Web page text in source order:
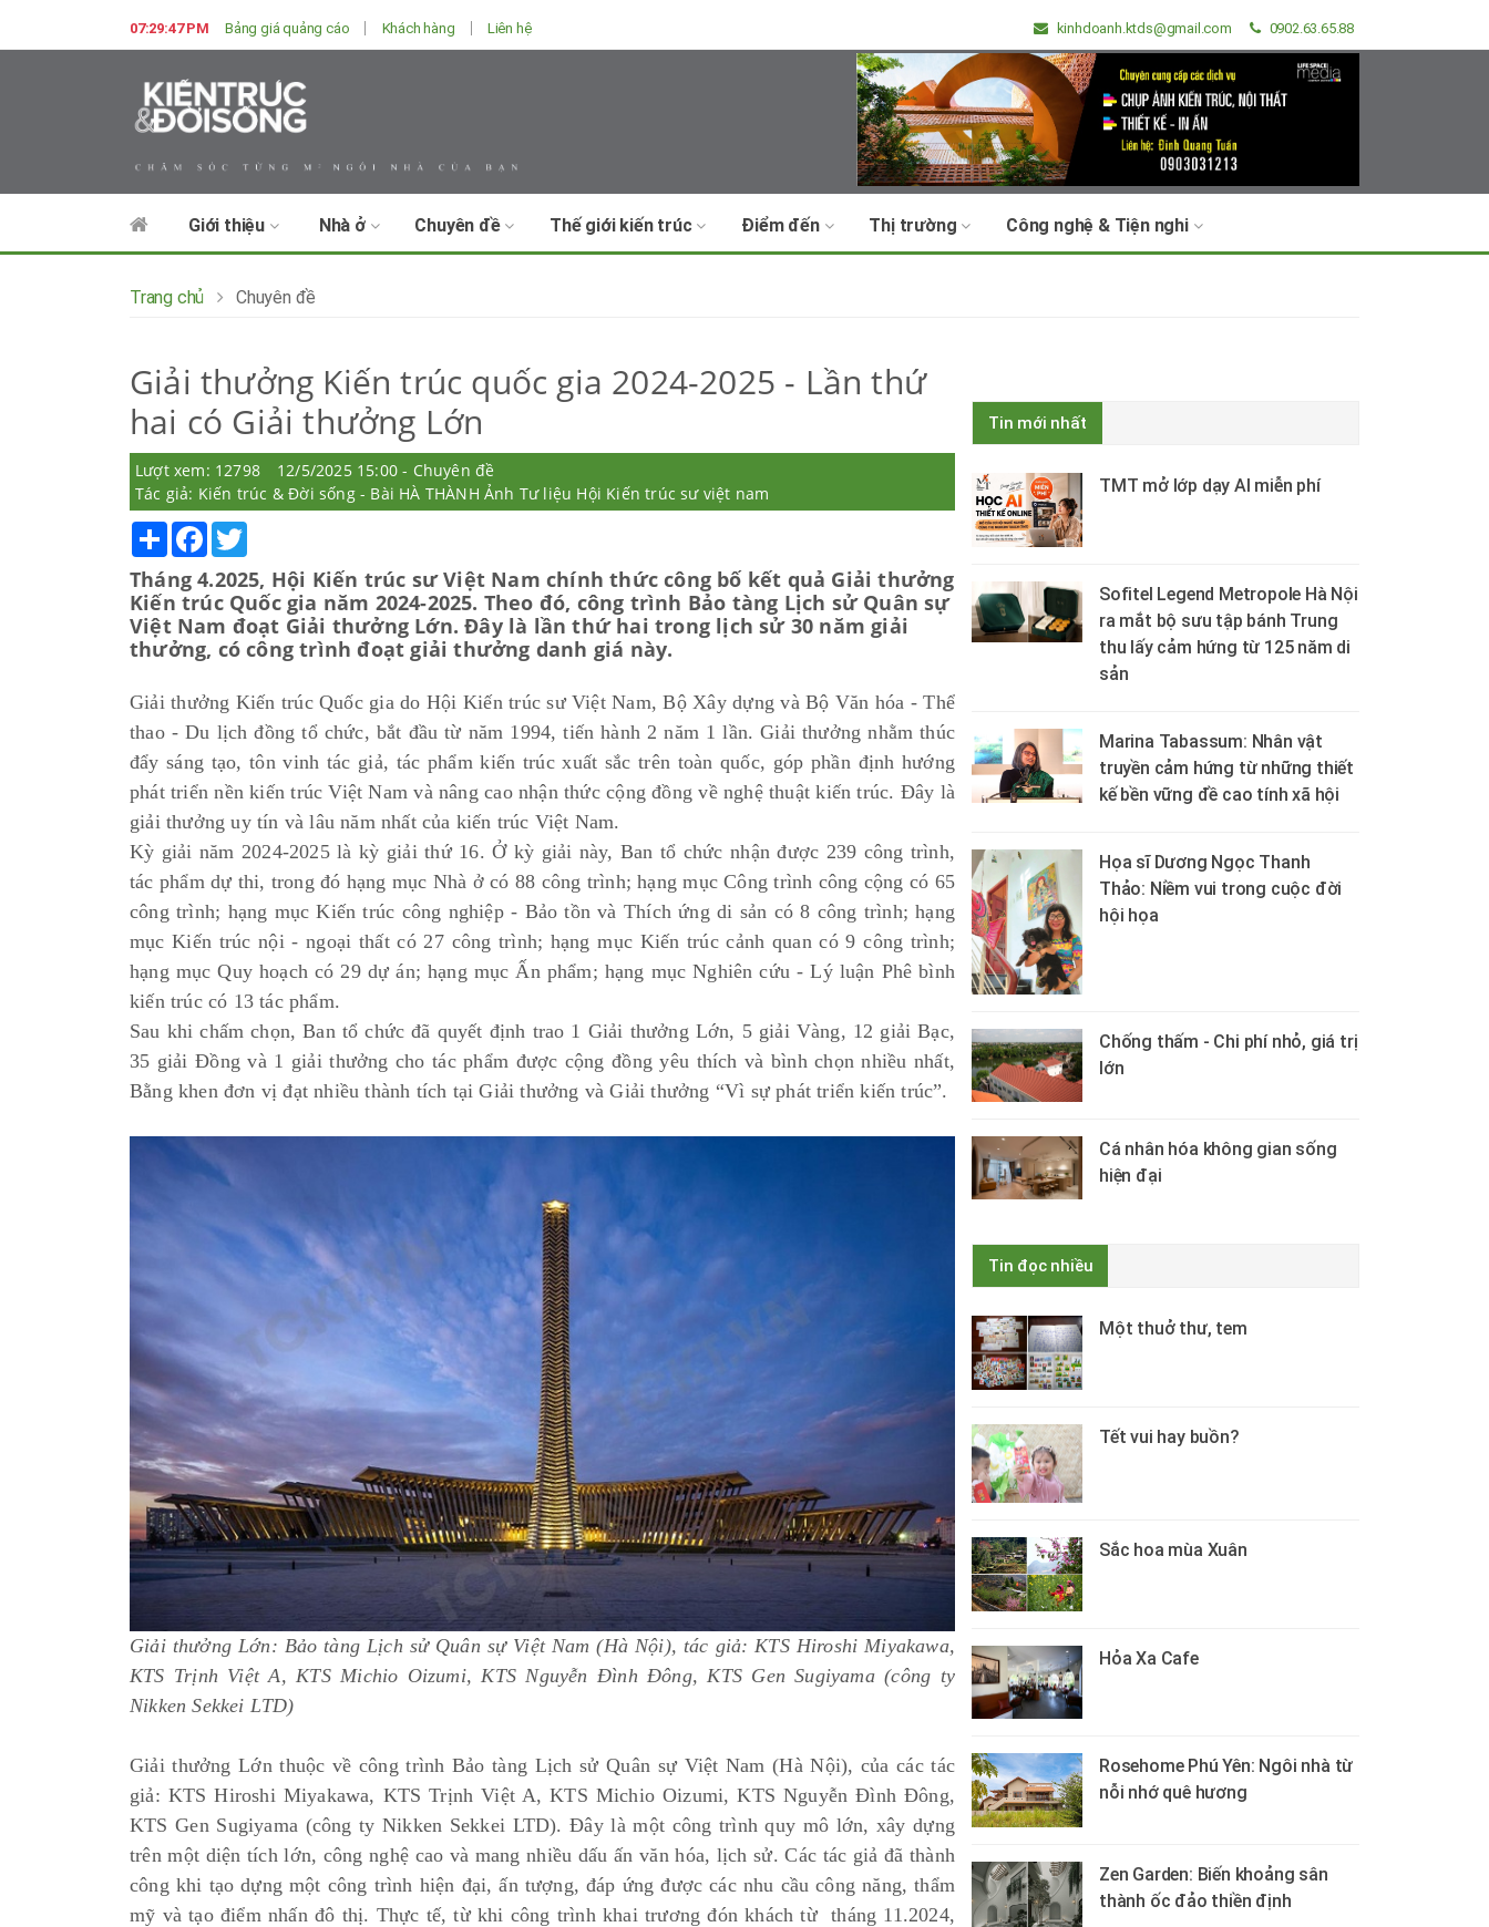
07:29:49 PM Bảng giá quảng cáo Khách hàng Liên hệ kinhdoanh.ktds@gmail.com 0902.63.65.88
Giới thiệu Nhà ở Chuyên đề Thế giới kiến trúc Điểm đến Thị trường Công nghệ & Tiện nghi
Trang chủ Chuyên đề
Giải thưởng Kiến trúc quốc gia 2024-2025 - Lần thứ
hai có Giải thưởng Lớn
Lượt xem: 12798
12/5/2025 15:00 - Chuyên đề
Tác giả: Kiến trúc & Đời sống - Bài HÀ THÀNH Ảnh Tư liệu Hội Kiến trúc sư việt nam
Share Facebook
Tháng 4.2025, Hội Kiến trúc sư Việt Nam chính thức công bố kết quả Giải thưởng
Kiến trúc Quốc gia năm 2024-2025. Theo đó, công trình Bảo tàng Lịch sử Quân sự
Việt Nam đoạt Giải thưởng Lớn. Đây là lần thứ hai trong lịch sử 30 năm giải
thưởng, có công trình đoạt giải thưởng danh giá này.
Giải thưởng Kiến trúc Quốc gia do Hội Kiến trúc sư Việt Nam, Bộ Xây dựng và Bộ Văn hóa - Thể
thao - Du lịch đồng tổ chức, bắt đầu từ năm 1994, tiến hành 2 năm 1 lần. Giải thưởng nhằm thúc
đẩy sáng tạo, tôn vinh tác giả, tác phẩm kiến trúc xuất sắc trên toàn quốc, góp phần định hướng
phát triển nền kiến trúc Việt Nam và nâng cao nhận thức cộng đồng về nghệ thuật kiến trúc. Đây là
giải thưởng uy tín và lâu năm nhất của kiến trúc Việt Nam.
Kỳ giải năm 2024-2025 là kỳ giải thứ 16. Ở kỳ giải này, Ban tổ chức nhận được 239 công trình,
tác phẩm dự thi, trong đó hạng mục Nhà ở có 88 công trình; hạng mục Công trình công cộng có 65
công trình; hạng mục Kiến trúc công nghiệp - Bảo tồn và Thích ứng di sản có 8 công trình; hạng
mục Kiến trúc nội - ngoại thất có 27 công trình; hạng mục Kiến trúc cảnh quan có 9 công trình;
hạng mục Quy hoạch có 29 dự án; hạng mục Ấn phẩm; hạng mục Nghiên cứu - Lý luận Phê bình
kiến trúc có 13 tác phẩm.
Sau khi chấm chọn, Ban tổ chức đã quyết định trao 1 Giải thưởng Lớn, 5 giải Vàng, 12 giải Bạc,
35 giải Đồng và 1 giải thưởng cho tác phẩm được cộng đồng yêu thích và bình chọn nhiều nhất,
Bằng khen đơn vị đạt nhiều thành tích tại Giải thưởng và Giải thưởng “Vì sự phát triển kiến trúc”.
Giải thưởng Lớn: Bảo tàng Lịch sử Quân sự Việt Nam (Hà Nội), tác giả: KTS Hiroshi Miyakawa,
KTS Trịnh Việt A, KTS Michio Oizumi, KTS Nguyễn Đình Đông, KTS Gen Sugiyama (công ty
Nikken Sekkei LTD)
Giải thưởng Lớn thuộc về công trình Bảo tàng Lịch sử Quân sự Việt Nam (Hà Nội), của các tác
giả: KTS Hiroshi Miyakawa, KTS Trịnh Việt A, KTS Michio Oizumi, KTS Nguyễn Đình Đông,
KTS Gen Sugiyama (công ty Nikken Sekkei LTD). Đây là một công trình quy mô lớn, xây dựng
trên một diện tích lớn, công nghệ cao và mang nhiều dấu ấn văn hóa, lịch sử. Các tác giả đã thành
công khi tạo dựng một công trình hiện đại, ấn tượng, đáp ứng được các nhu cầu công năng, thẩm
mỹ và tạo điểm nhấn đô thị. Thực tế, từ khi công trình khai trương đón khách từ tháng 11.2024,
Tin mới nhất
TMT mở lớp dạy AI miễn phí
Sofitel Legend Metropole Hà Nội
ra mắt bộ sưu tập bánh Trung
thu lấy cảm hứng từ 125 năm di
sản
Marina Tabassum: Nhân vật
truyền cảm hứng từ những thiết
kế bền vững đề cao tính xã hội
Họa sĩ Dương Ngọc Thanh
Thảo: Niềm vui trong cuộc đời
hội họa
Chống thấm - Chi phí nhỏ, giá trị
lớn
Cá nhân hóa không gian sống
hiện đại
Tin đọc nhiều
Một thuở thư, tem
Tết vui hay buồn?
Sắc hoa mùa Xuân
Hỏa Xa Cafe
Rosehome Phú Yên: Ngôi nhà từ
nỗi nhớ quê hương
Zen Garden: Biến khoảng sân
thành ốc đảo thiền định